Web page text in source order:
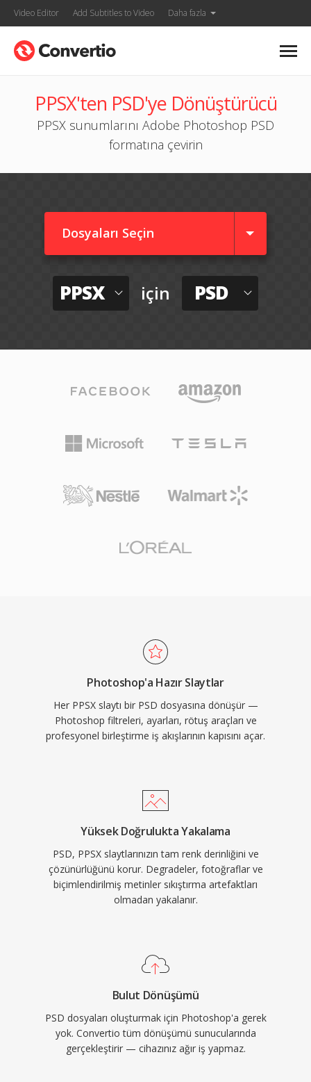
Video Editor Add Subtitles to Video Daha fazla
PPSX'ten PSD'ye Dönüştürücü
PPSX sunumlarını Adobe Photoshop PSD
formatına çevirin
Dosyaları Seçin
PPSX için PSD
Photoshop'a Hazır Slaytlar
Her PPSX slaytı bir PSD dosyasına dönüşür —
Photoshop filtreleri, ayarları, rötuş araçları ve
profesyonel birleştirme iş akışlarının kapısını açar.
Yüksek Doğrulukta Yakalama
PSD, PPSX slaytlarınızın tam renk derinliğini ve
çözünürlüğünü korur. Degradeler, fotoğraflar ve
biçimlendirilmiş metinler sıkıştırma artefaktları
olmadan yakalanır.
Bulut Dönüşümü
PSD dosyaları oluşturmak için Photoshop'a gerek
yok. Convertio tüm dönüşümü sunucularında
gerçekleştirir — cihazınız ağır iş yapmaz.